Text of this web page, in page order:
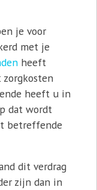
je voor
met je
heeft
zorgkosten
heeft u in
dat wordt
betreffende
dit verdrag
zijn dan in